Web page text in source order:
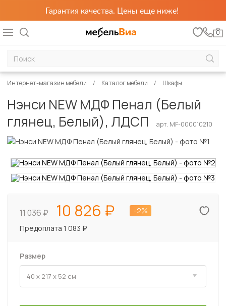
Гарантия качества. Цены еще ниже!
0
Интернет-магазин мебели Каталог мебели Шкафы
Нэнси NEW МДФ Пенал (Белый
глянец, Белый), ЛДСП
арт. MF-000010210
11 036 10 826
-2%
Предоплата 1 083 ₽
Размер